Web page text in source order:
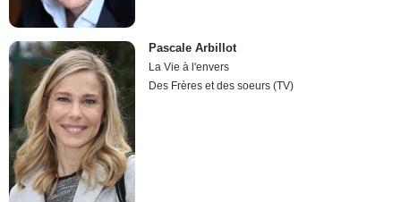
Pascale Arbillot
La Vie à l'envers
Des Frères et des soeurs (TV)